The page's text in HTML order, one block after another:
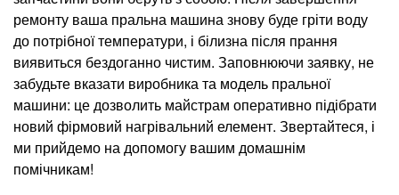
ремонту ваша пральна машина знову буде гріти воду
до потрібної температури, і білизна після прання
виявиться бездоганно чистим. Заповнюючи заявку, не
забудьте вказати виробника та модель пральної
машини: це дозволить майстрам оперативно підібрати
новий фірмовий нагрівальний елемент. Звертайтеся, і
ми прийдемо на допомогу вашим домашнім
помічникам!